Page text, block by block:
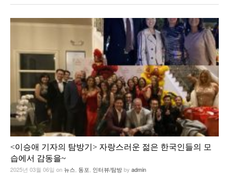
<이승애 기자의 탐방기> 자랑스러운 젊은 한국인들의 모
습에서 감동을~
2025년 03월 06일 on뉴스 동포 인터뷰/탐방by admin